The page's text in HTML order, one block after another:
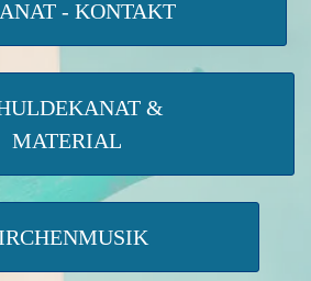
- KONTAKT
&
MATERIAL